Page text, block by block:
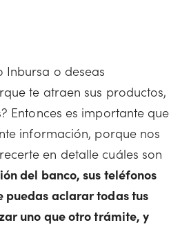
Inbursa o deseas
te atraen sus productos,
Entonces es importante que
información, porque nos
en detalle cuáles son
del banco, sus teléfonos
puedas aclarar todas tus
uno que otro trámite, y